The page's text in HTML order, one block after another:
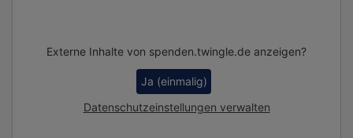
Externe Inhalte von spenden.twingle.de anzeigen?
Ja (einmalig)
Datenschutzeinstellungen verwalten